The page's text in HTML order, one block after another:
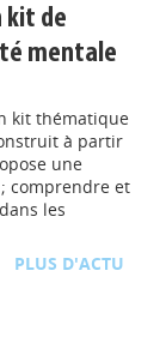
kit de
mentale
kit thématique
à partir
une
comprendre et
les
D'ACTU